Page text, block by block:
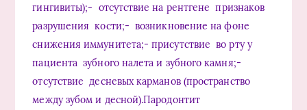
гингивиты);- отсутствие на рентгене признаков
разрушения кости;- возникновение на фоне
снижения иммунитета;- присутствие во рту у
пациента зубного налета и зубного камня;-
отсутствие десневых карманов (пространство
между зубом и десной).Пародонтит